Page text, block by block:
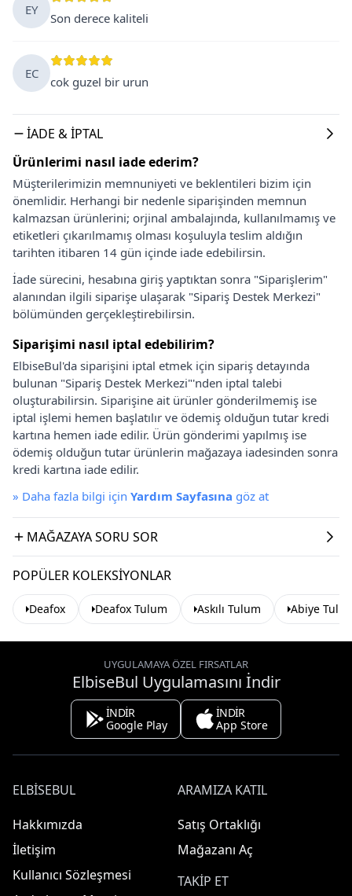
EY
Son derece kaliteli
EC
cok guzel bir urun
İADE & İPTAL
Ürünlerimi nasıl iade ederim?
Müşterilerimizin memnuniyeti ve beklentileri bizim için
önemlidir. Herhangi bir nedenle siparişinden memnun
kalmazsan ürünlerini; orjinal ambalajında, kullanılmamış ve
etiketleri çıkarılmamış olması koşuluyla teslim aldığın
tarihten itibaren 14 gün içinde iade edebilirsin.
İade sürecini, hesabına giriş yaptıktan sonra "Siparişlerim"
alanından ilgili siparişe ulaşarak "Sipariş Destek Merkezi"
bölümünden gerçekleştirebilirsin.
Siparişimi nasıl iptal edebilirim?
ElbiseBul'da siparişini iptal etmek için sipariş detayında
bulunan "Sipariş Destek Merkezi"'nden iptal talebi
oluşturabilirsin. Siparişine ait ürünler gönderilmemiş ise
iptal işlemi hemen başlatılır ve ödemiş olduğun tutar kredi
kartına hemen iade edilir. Ürün gönderimi yapılmış ise
ödemiş olduğun tutar ürünlerin mağazaya iadesinden sonra
kredi kartına iade edilir.
» Daha fazla bilgi için Yardım Sayfasına göz at
MAĞAZAYA SORU SOR
POPÜLER KOLEKSIYONLAR
Deafox Deafox Tulum Askılı Tulum Abiye
UYGULAMAYA ÖZEL FIRSATLAR
ElbiseBul Uygulamasını İndir
İNDİR
Google Play
İNDİR
App Store
ELBISEBUL
Hakkımızda
İletişim
Kullanıcı Sözleşmesi
ARAMIZA KATIL
Satış Ortaklığı
Mağazanı Aç
TAKIP ET